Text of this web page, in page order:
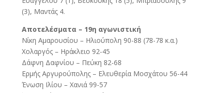
(3), Μαντάς 4.
Αποτελέσματα – 19η αγωνιστική
Νίκη Αμαρουσίου – Ηλιούπολη 90-88 (78-78 κ.α.)
Χολαργός – Ηράκλειο 92-45
Δάφνη Δαφνίου – Πεύκη 82-68
Ερμής Αργυρούπολης – Ελευθερία Μοσχάτου 56-44
Ένωση Ιλίου – Χανιά 99-57